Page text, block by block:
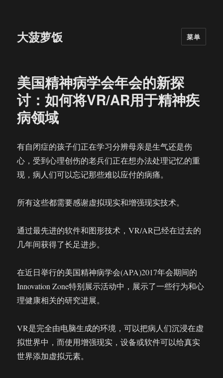
大菠萝饭 菜单
美国精神病学会年会的新探
讨：如何将VR/AR用于精神疾
病领域
有自闭症的孩子们正在学习分辨母亲是生气还是伤
心，受到心理创伤的老兵们正在想办法处理记忆的重
现，病人们可以忘记那些难以应付的病痛。
所有这些都需要感谢虚拟现实和增强现实技术。
通过最先进的软件和图形技术，VR/AR已经在过去的
几年间获得了长足进步。
在近日举行的美国精神病学会(APA)2017年会期间的
Innovation Zone特别展示活动中，展示了一些行为和心
理健康相关的研究进展。
VR是完全由电脑生成的环境，可以把病人们沉浸在虚
拟世界中，而使用增强现实，设备或软件可以给真实
世界添加虚拟元素。